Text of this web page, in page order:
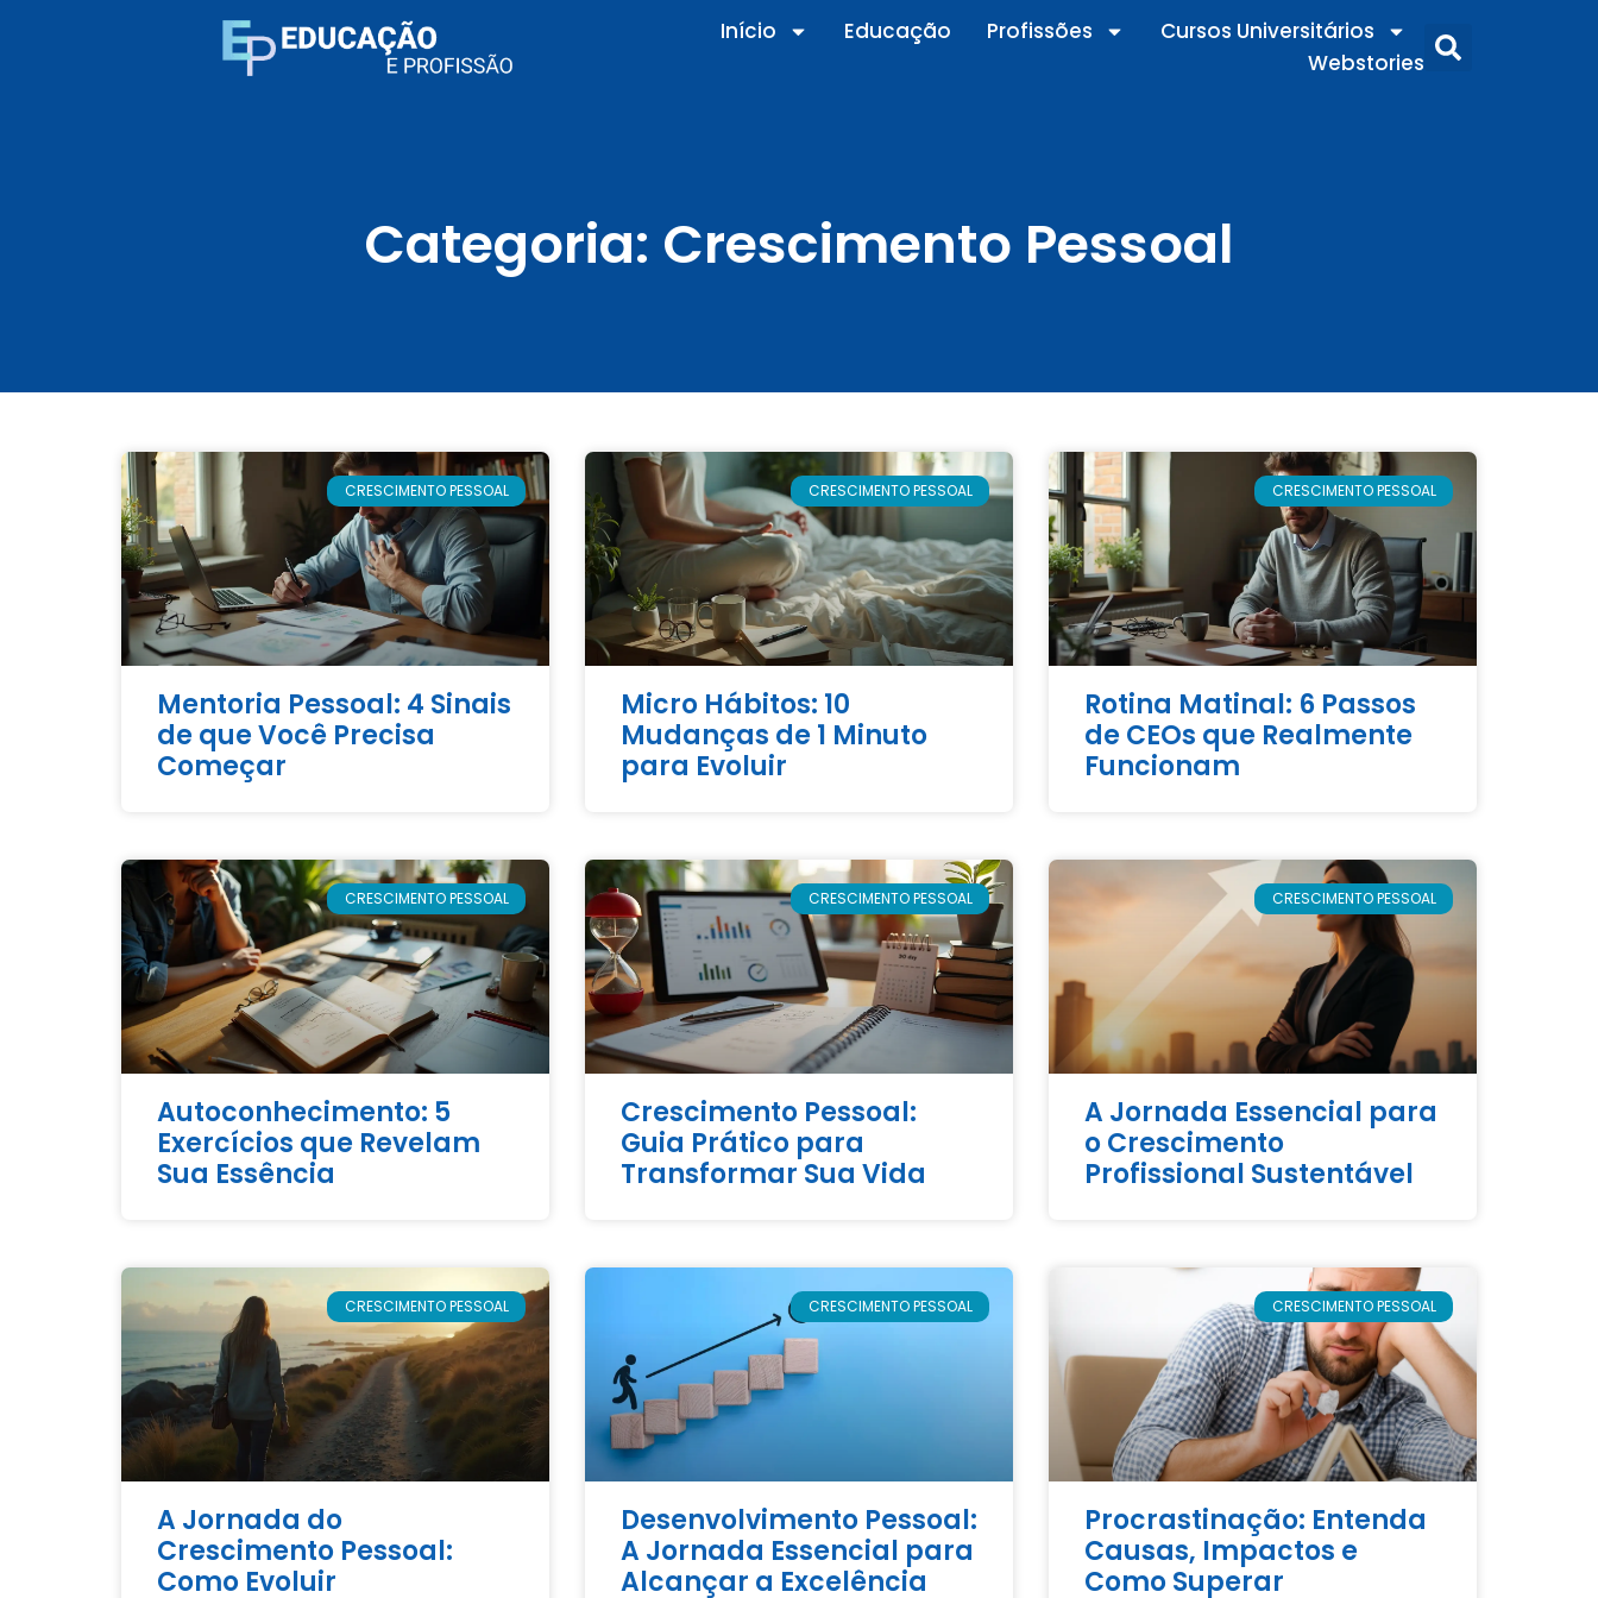
Início Educação Profissões
Cursos Universitários
Webstories
Categoria: Crescimento Pessoal
CRESCIMENTO PESSOAL
Mentoria Pessoal: 4 Sinais
de que Você Precisa
Começar
CRESCIMENTO PESSOAL
Micro Hábitos: 10
Mudanças de 1 Minuto
para Evoluir
CRESCIMENTO PESSOAL
Rotina Matinal: 6 Passos
de CEOs que Realmente
Funcionam
CRESCIMENTO PESSOAL
Autoconhecimento: 5
Exercícios que Revelam
Sua Essência
CRESCIMENTO PESSOAL
Crescimento Pessoal:
Guia Prático para
Transformar Sua Vida
CRESCIMENTO PESSOAL
A Jornada Essencial para
o Crescimento
Profissional Sustentável
CRESCIMENTO PESSOAL
A Jornada do
Crescimento Pessoal:
Como Evoluir
CRESCIMENTO PESSOAL
Desenvolvimento Pessoal:
A Jornada Essencial para
Alcançar a Excelência
CRESCIMENTO PESSOAL
Procrastinação: Entenda
Causas, Impactos e
Como Superar